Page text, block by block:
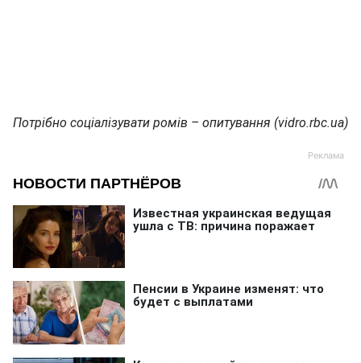
Потрібно соціалізувати ромів – опитування (vidro.rbc.ua)